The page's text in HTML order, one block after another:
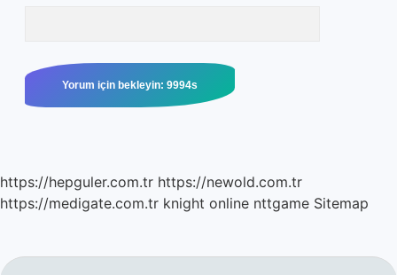
https://hepguler.com.tr https://newold.com.tr
https://medigate.com.tr knight online nttgame Sitemap